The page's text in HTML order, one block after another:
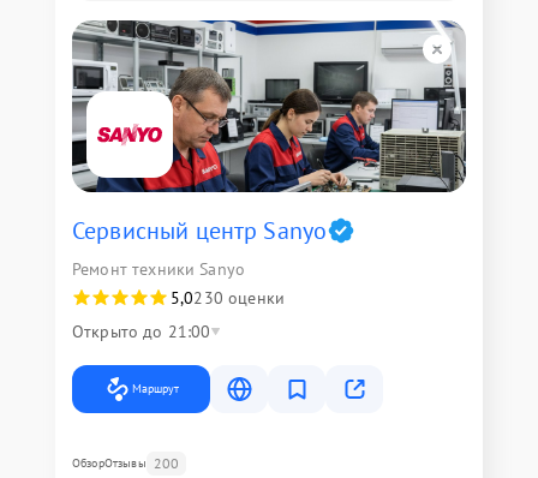
Сервисный центр Sanyo
Ремонт техники Sanyo
5,0230 оценки
Открыто до 21:00
Маршрут
ОбзорОтзывы 200